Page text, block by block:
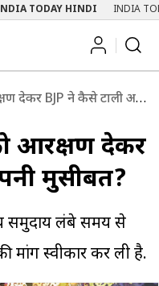
TODAY HINDI INDIA
BJP ने कैसे टाली अपनी मुसीबत?
आरक्षण देकर
मुसीबत?
समुदाय लंबे समय से
मांग स्वीकार कर ली है.